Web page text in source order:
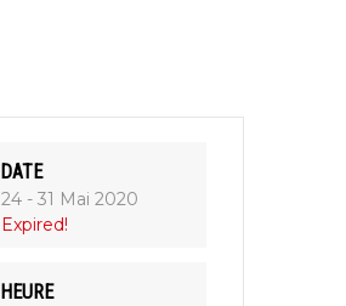
DATE
24 - 31 Mai 2020
Expired!
HEURE